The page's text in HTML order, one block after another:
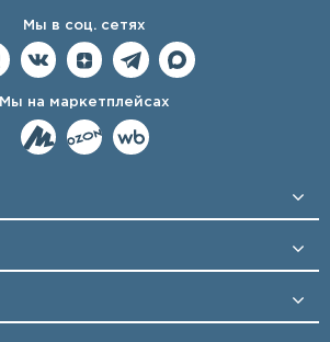
Мы в соц. сетях
Мы на маркетплейсах